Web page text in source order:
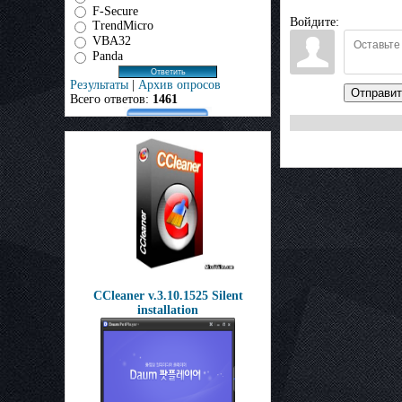
F-Secure
TrendMicro
VBA32
Panda
Результаты | Архив опросов
Всего ответов: 1461
CCleaner v.3.10.1525 Silent
installation
Войдите: